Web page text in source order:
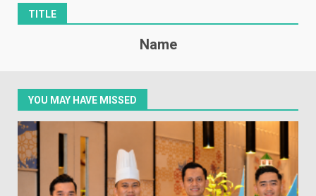
TITLE
Name
YOU MAY HAVE MISSED